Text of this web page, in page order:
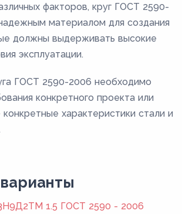
факторов, круг ГОСТ 2590-
материалом для создания
должны выдерживать высокие
эксплуатации.
ГОСТ 2590-2006 необходимо
конкретного проекта или
конкретные характеристики стали и
1.5 ГОСТ 2590 - 2006